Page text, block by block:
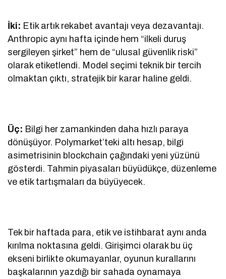
İki: Etik artık rekabet avantajı veya dezavantajı.
Anthropic aynı hafta içinde hem “ilkeli duruş
sergileyen şirket” hem de “ulusal güvenlik riski”
olarak etiketlendi. Model seçimi teknik bir tercih
olmaktan çıktı, stratejik bir karar haline geldi.
Üç: Bilgi her zamankinden daha hızlı paraya
dönüşüyor. Polymarket’teki altı hesap, bilgi
asimetrisinin blockchain çağındaki yeni yüzünü
gösterdi. Tahmin piyasaları büyüdükçe, düzenleme
ve etik tartışmaları da büyüyecek.
Tek bir haftada para, etik ve istihbarat aynı anda
kırılma noktasına geldi. Girişimci olarak bu üç
ekseni birlikte okumayanlar, oyunun kurallarını
başkalarının yazdığı bir sahada oynamaya